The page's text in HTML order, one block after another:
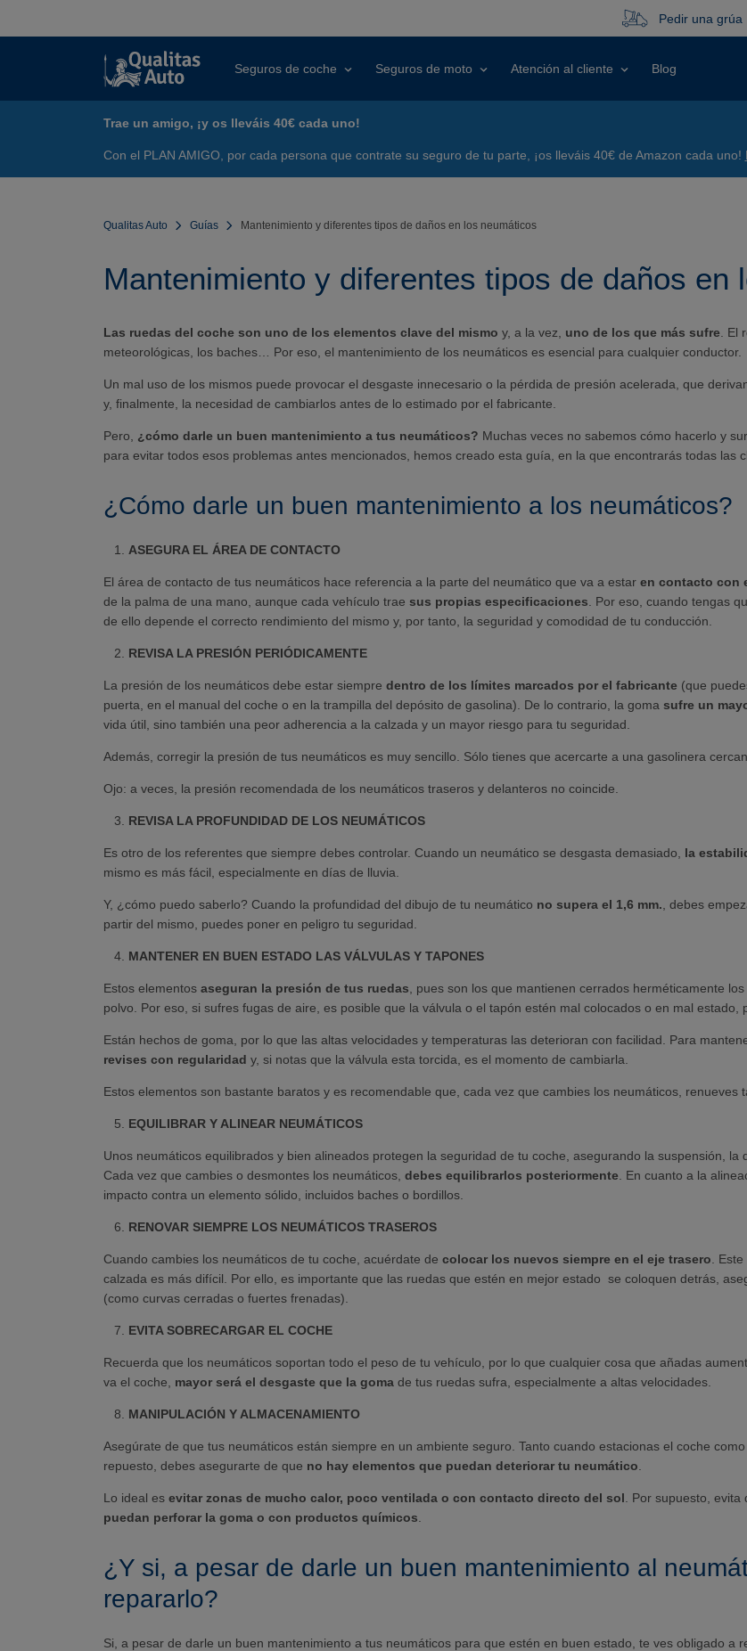
Pedir una grúa
Seguros de coche Seguros de moto Atención al cliente Blog
Trae un amigo, ¡y os lleváis 40€ cada uno!
Con el PLAN AMIGO, por cada persona que contrate su seguro de tu parte, ¡os lleváis 40€ de Amazon cada uno!
Qualitas Auto Guías Mantenimiento y diferentes tipos de daños en los neumáticos
Mantenimiento y diferentes tipos de daños en
Las ruedas del coche son uno de los elementos clave del mismo y, a la vez, uno de los que más sufre .
meteorológicas, los baches… Por eso, el mantenimiento de los neumáticos es esencial para cualquier conductor.
Un mal uso de los mismos puede provocar el desgaste innecesario o la pérdida de presión acelerada, que
y, finalmente, la necesidad de cambiarlos antes de lo estimado por el fabricante.
Pero, ¿cómo darle un buen mantenimiento a tus neumáticos? Muchas veces no sabemos cómo hacerlo y
para evitar todos esos problemas antes mencionados, hemos creado esta guía, en la que encontrarás todas las
¿Cómo darle un buen mantenimiento a los neumáticos?
ASEGURA EL ÁREA DE CONTACTO
El área de contacto de tus neumáticos hace referencia a la parte del neumático que va a estar en contacto con
de la palma de una mano, aunque cada vehículo trae sus propias especificaciones . Por eso, cuando tengas
de ello depende el correcto rendimiento del mismo y, por tanto, la seguridad y comodidad de tu conducción.
REVISA LA PRESIÓN PERIÓDICAMENTE
La presión de los neumáticos debe estar siempre dentro de los límites marcados por el fabricante (que
puerta, en el manual del coche o en la trampilla del depósito de gasolina). De lo contrario, la goma sufre un
vida útil, sino también una peor adherencia a la calzada y un mayor riesgo para tu seguridad.
Además, corregir la presión de tus neumáticos es muy sencillo. Sólo tienes que acercarte a una gasolinera
Ojo: a veces, la presión recomendada de los neumáticos traseros y delanteros no coincide.
REVISA LA PROFUNDIDAD DE LOS NEUMÁTICOS
Es otro de los referentes que siempre debes controlar. Cuando un neumático se desgasta demasiado, la
mismo es más fácil, especialmente en días de lluvia.
Y, ¿cómo puedo saberlo? Cuando la profundidad del dibujo de tu neumático no supera el 1,6 mm. , debes
partir del mismo, puedes poner en peligro tu seguridad.
MANTENER EN BUEN ESTADO LAS VÁLVULAS Y TAPONES
Estos elementos aseguran la presión de tus ruedas , pues son los que mantienen cerrados herméticamente
polvo. Por eso, si sufres fugas de aire, es posible que la válvula o el tapón estén mal colocados o en mal estado,
Están hechos de goma, por lo que las altas velocidades y temperaturas las deterioran con facilidad. Para
revises con regularidad y, si notas que la válvula esta torcida, es el momento de cambiarla.
Estos elementos son bastante baratos y es recomendable que, cada vez que cambies los neumáticos, renueves
EQUILIBRAR Y ALINEAR NEUMÁTICOS
Unos neumáticos equilibrados y bien alineados protegen la seguridad de tu coche, asegurando la suspensión, la
Cada vez que cambies o desmontes los neumáticos, debes equilibrarlos posteriormente . En cuanto a la
impacto contra un elemento sólido, incluidos baches o bordillos.
RENOVAR SIEMPRE LOS NEUMÁTICOS TRASEROS
Cuando cambies los neumáticos de tu coche, acuérdate de colocar los nuevos siempre en el eje trasero .
calzada es más difícil. Por ello, es importante que las ruedas que estén en mejor estado se coloquen detrás,
(como curvas cerradas o fuertes frenadas).
EVITA SOBRECARGAR EL COCHE
Recuerda que los neumáticos soportan todo el peso de tu vehículo, por lo que cualquier cosa que añadas
va el coche, mayor será el desgaste que la goma de tus ruedas sufra, especialmente a altas velocidades.
MANIPULACIÓN Y ALMACENAMIENTO
Asegúrate de que tus neumáticos están siempre en un ambiente seguro. Tanto cuando estacionas el coche
repuesto, debes asegurarte de que no hay elementos que puedan deteriorar tu neumático
Lo ideal esevitar zonas de mucho calor, poco ventilada o con contacto directo del sol . Por supuesto, evita
puedan perforar la goma o con productos químicos
¿Y si, a pesar de darle un buen mantenimiento al
repararlo?
Si, a pesar de darle un buen mantenimiento a tus neumáticos para que estén en buen estado, te ves obligado a